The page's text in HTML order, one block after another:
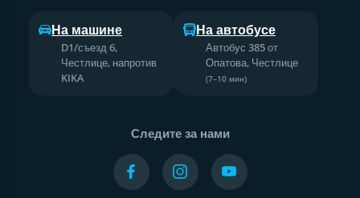
На машине
D1/съезд 6,
Честлице, напротив
KIKA
На автобусе
Автобус 385 от
Опатова, Честлице
(7–10 мин)
Следите за нами